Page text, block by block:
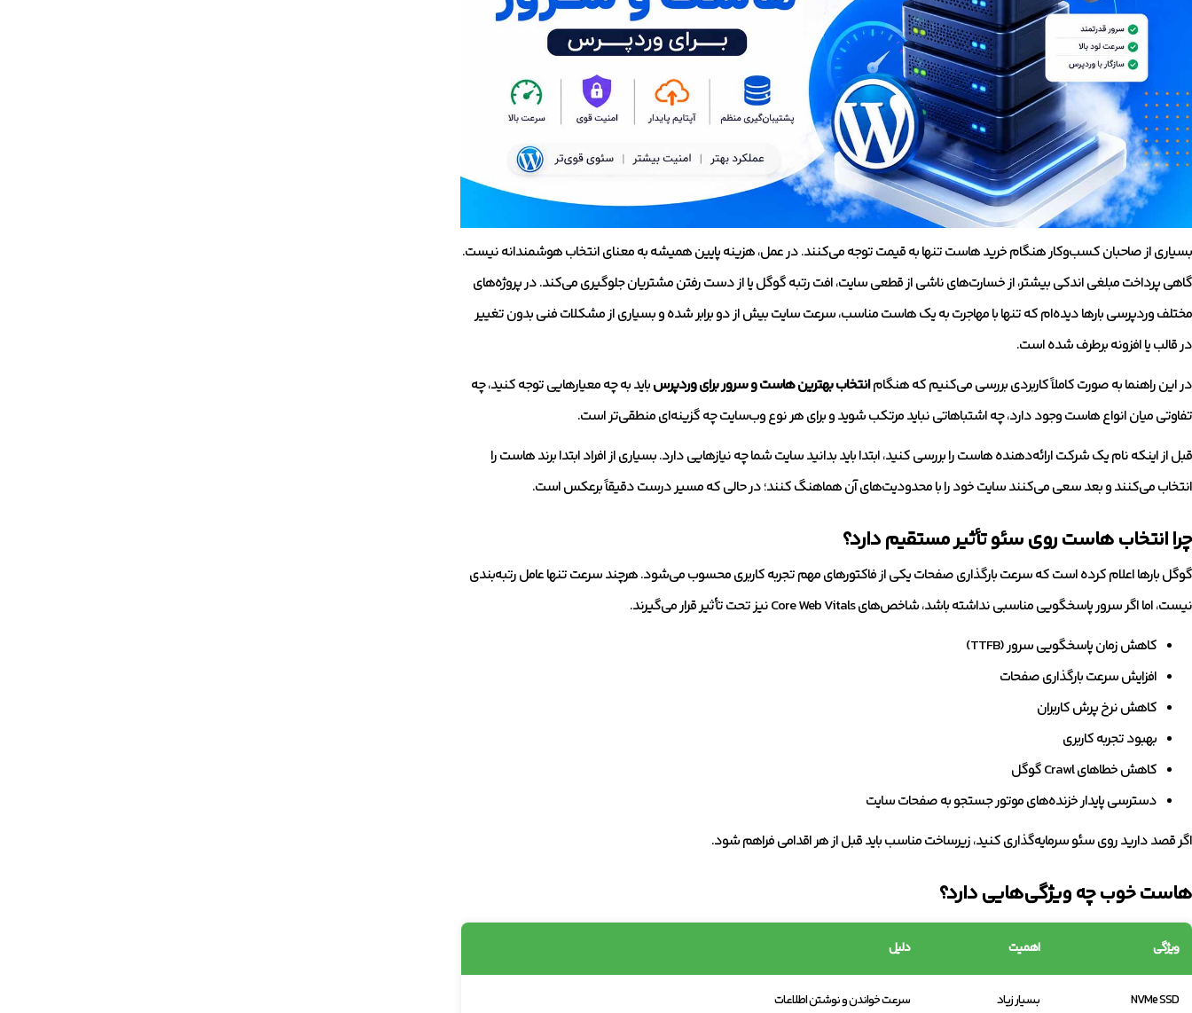
بسیاری از صاحبان کسب‌وکار هنگام خرید هاست تنها به قیمت توجه می‌کنند. در عمل، هزینه پایین همیشه به معنای انتخاب هوشمندانه نیست.
گاهی پرداخت مبلغی اندکی بیشتر، از خسارت‌های ناشی از قطعی سایت، افت رتبه گوگل یا از دست رفتن مشتریان جلوگیری می‌کند. در پروژه‌های
مختلف وردپرسی بارها دیده‌ام که تنها با مهاجرت به یک هاست مناسب، سرعت سایت بیش از دو برابر شده و بسیاری از مشکلات فنی بدون تغییر
در قالب یا افزونه برطرف شده است.
در این راهنما به صورت کاملاً کاربردی بررسی می‌کنیم که هنگامانتخاب بهترین هاست و سرور برای وردپرسباید به چه معیارهایی توجه کنید، چه
تفاوتی میان انواع هاست وجود دارد، چه اشتباهاتی نباید مرتکب شوید و برای هر نوع وب‌سایت چه گزینه‌ای منطقی‌تر است.
قبل از اینکه نام یک شرکت ارائه‌دهنده هاست را بررسی کنید، ابتدا باید بدانید سایت شما چه نیازهایی دارد. بسیاری از افراد ابتدا برند هاست را
انتخاب می‌کنند و بعد سعی می‌کنند سایت خود را با محدودیت‌های آن هماهنگ کنند؛ در حالی که مسیر درست دقیقاً برعکس است.
چرا انتخاب هاست روی سئو تأثیر مستقیم دارد؟
گوگل بارها اعلام کرده است که سرعت بارگذاری صفحات یکی از فاکتورهای مهم تجربه کاربری محسوب می‌شود. هرچند سرعت تنها عامل رتبه‌بندی
نیست، اما اگر سرور پاسخگویی مناسبی نداشته باشد، شاخص‌های Core Web Vitals نیز تحت تأثیر قرار می‌گیرند.
کاهش زمان پاسخگویی سرور (TTFB)
افزایش سرعت بارگذاری صفحات
کاهش نرخ پرش کاربران
بهبود تجربه کاربری
کاهش خطاهای Crawl گوگل
دسترسی پایدار خزنده‌های موتور جستجو به صفحات سایت
اگر قصد دارید روی سئو سرمایه‌گذاری کنید، زیرساخت مناسب باید قبل از هر اقدامی فراهم شود.
هاست خوب چه ویژگی‌هایی دارد؟
ویژگی اهمیت دلیل
NVMe SSD بسیار زیاد سرعت خواندن و نوشتن اطلاعات